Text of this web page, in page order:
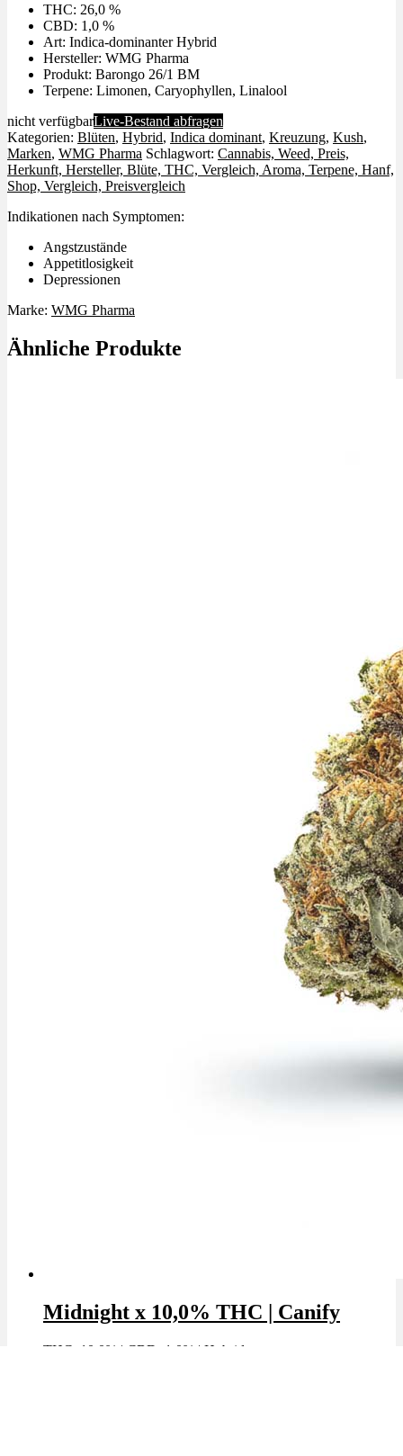
THC: 26,0 %
CBD: 1,0 %
Art: Indica-dominanter Hybrid
Hersteller: WMG Pharma
Produkt: Barongo 26/1 BM
Terpene: Limonen, Caryophyllen, Linalool
nicht verfügbarLive-Bestand abfragen
Kategorien: Blüten, Hybrid, Indica dominant, Kreuzung, Kush,
Marken, WMG Pharma Schlagwort: Cannabis, Weed, Preis,
Herkunft, Hersteller, Blüte, THC, Vergleich, Aroma, Terpene, Hanf,
Shop, Vergleich, Preisvergleich
Indikationen nach Symptomen:
Angstzustände
Appetitlosigkeit
Depressionen
Marke: WMG Pharma
Ähnliche Produkte
Midnight x 10,0% THC | Canify
THC: 10.0% | CBD: 1.0% | Hybrid